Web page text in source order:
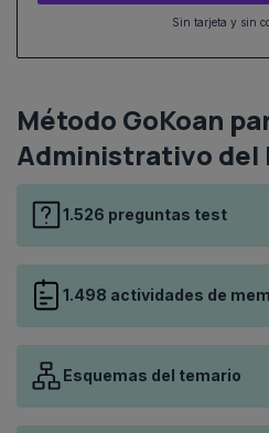
Sin tarjeta y sin
Método GoKoan
Administrativo del
1.526 preguntas test
1.498 actividades de
Esquemas del temario